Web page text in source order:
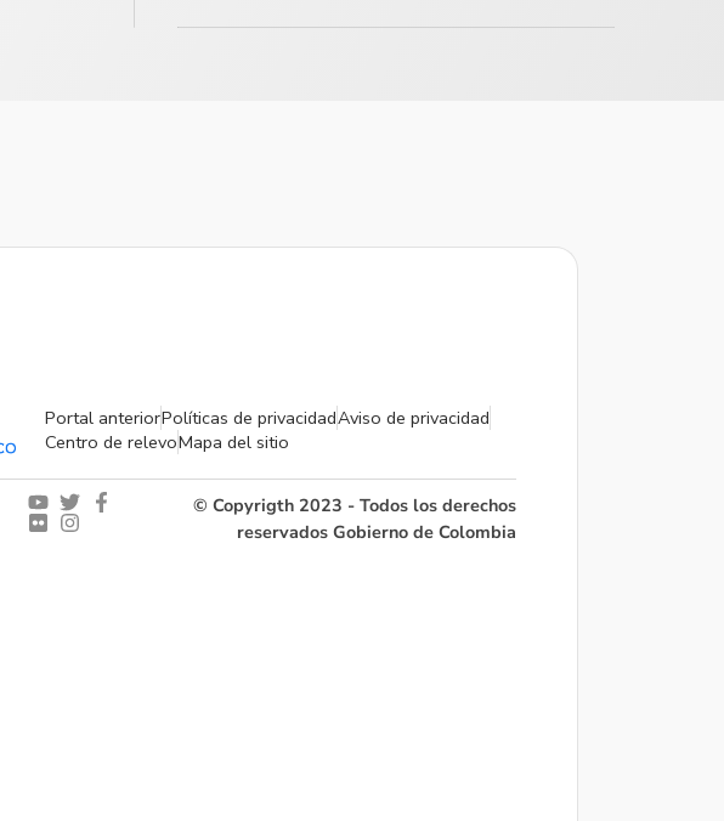
Portal anteriorPolíticas de privacidadAviso de privacidad
Centro de relevoMapa del sitio
© Copyrigth 2023 - Todos los derechos
reservados Gobierno de Colombia